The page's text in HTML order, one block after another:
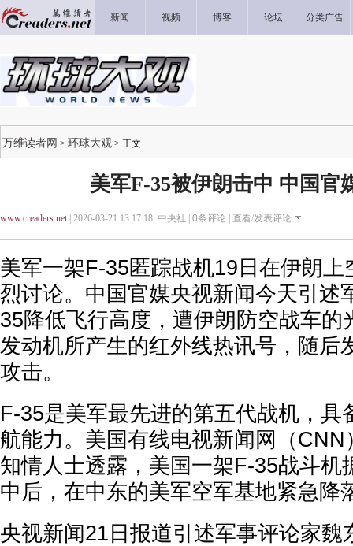
新闻 视频 博客 论坛 分类广告
万维读者网 > 环球大观 > 正文
美军F-35被伊朗击中 中国官
www.creaders.net| 2026-03-21 13:17:18 中央社 | 0条评论 | 查看/发表评论
美军一架F-35匿踪战机19日在伊朗上
烈讨论。中国官媒央视新闻今天引述
35降低飞行高度，遭伊朗防空战车的
发动机所产生的红外线热讯号，随后
攻击。
F-35是美军最先进的第五代战机，具
航能力。美国有线电视新闻网（
知情人士透露，美国一架F-35战斗机
中后，在中东的美军空军基地紧急降
央视新闻21日报道引述军事评论家魏